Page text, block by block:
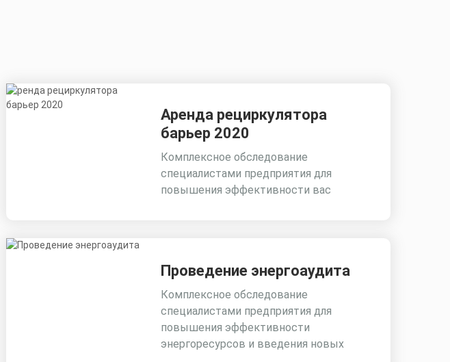
Аренда рециркулятора
барьер 2020
Комплексное обследование
специалистами предприятия для
повышения эффективности вас
Проведение энергоаудита
Комплексное обследование
специалистами предприятия для
повышения эффективности
энергоресурсов и введения новых